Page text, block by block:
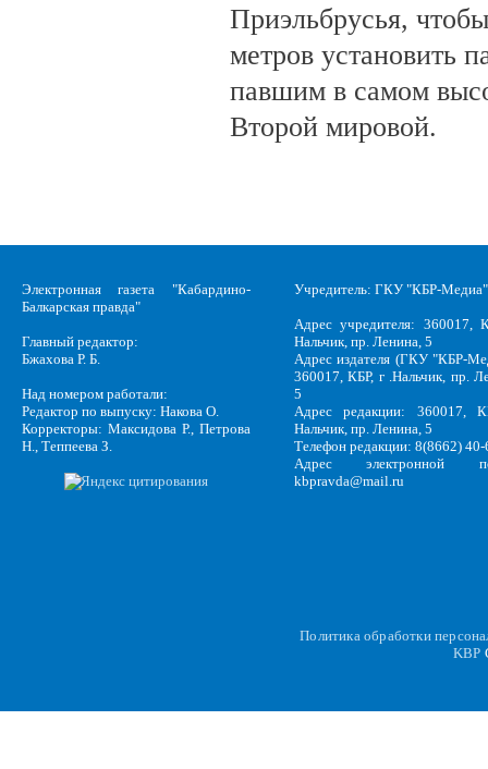
Приэльбрусья,
метров установить
павшим в самом
Второй мировой.
Электронная газета "Кабардино-
Балкарская правда"
Главный редактор:
Бжахова Р. Б.
Над номером работали:
Редактор по выпуску: Накова О.
Корректоры: Максидова Р., Петрова
Н., Теппеева З.
Учредитель: ГКУ "КБР-Медиа"
Адрес учредителя: 360017,
Нальчик, пр. Ленина, 5
Адрес издателя (ГКУ "КБР-
360017, КБР, г .Нальчик, пр.
5
Адрес редакции: 360017,
Нальчик, пр. Ленина, 5
Телефон редакции: 8(8662)
Адрес электронной
kbpravda@mail.ru
Политика обработки
KBP